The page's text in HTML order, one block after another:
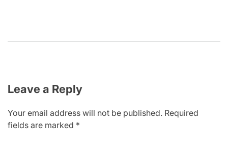
Leave a Reply
Your email address will not be published. Required
fields are marked *